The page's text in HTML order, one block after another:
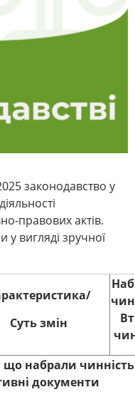
законодавство у
правових актів.
у вигляді зручної
Суть змін
набрали
документи